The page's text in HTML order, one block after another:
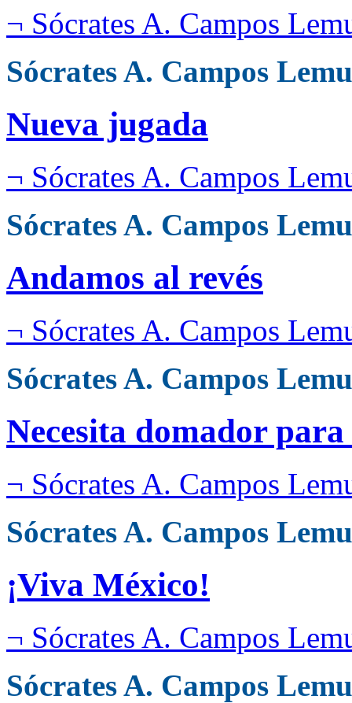
¬ Sócrates A. Campos
Sócrates A. Campos
Nueva jugada
¬ Sócrates A. Campos
Sócrates A. Campos
Andamos al revés
¬ Sócrates A. Campos
Sócrates A. Campos
Necesita domador para
¬ Sócrates A. Campos
Sócrates A. Campos
¡Viva México!
¬ Sócrates A. Campos
Sócrates A. Campos